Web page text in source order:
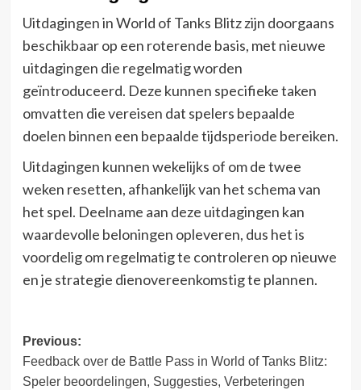
Uitdagingen in World of Tanks Blitz zijn doorgaans
beschikbaar op een roterende basis, met nieuwe
uitdagingen die regelmatig worden
geïntroduceerd. Deze kunnen specifieke taken
omvatten die vereisen dat spelers bepaalde
doelen binnen een bepaalde tijdsperiode bereiken.
Uitdagingen kunnen wekelijks of om de twee
weken resetten, afhankelijk van het schema van
het spel. Deelname aan deze uitdagingen kan
waardevolle beloningen opleveren, dus het is
voordelig om regelmatig te controleren op nieuwe
en je strategie dienovereenkomstig te plannen.
Post
navigation
Previous:
Feedback over de Battle Pass in World of Tanks Blitz:
Speler beoordelingen, Suggesties, Verbeteringen